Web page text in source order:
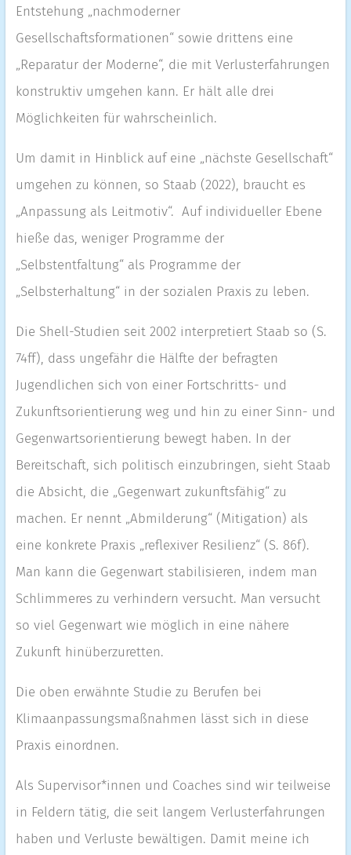
Entstehung „nachmoderner
Gesellschaftsformationen“ sowie drittens eine
„Reparatur der Moderne“, die mit Verlusterfahrungen
konstruktiv umgehen kann. Er hält alle drei
Möglichkeiten für wahrscheinlich.
Um damit in Hinblick auf eine „nächste Gesellschaft“
umgehen zu können, so Staab (2022), braucht es
„Anpassung als Leitmotiv“. Auf individueller Ebene
hieße das, weniger Programme der
„Selbstentfaltung“ als Programme der
„Selbsterhaltung“ in der sozialen Praxis zu leben.
Die Shell-Studien seit 2002 interpretiert Staab so (S.
74ff), dass ungefähr die Hälfte der befragten
Jugendlichen sich von einer Fortschritts- und
Zukunftsorientierung weg und hin zu einer Sinn- und
Gegenwartsorientierung bewegt haben. In der
Bereitschaft, sich politisch einzubringen, sieht Staab
die Absicht, die „Gegenwart zukunftsfähig“ zu
machen. Er nennt „Abmilderung“ (Mitigation) als
eine konkrete Praxis „reflexiver Resilienz“ (S. 86f).
Man kann die Gegenwart stabilisieren, indem man
Schlimmeres zu verhindern versucht. Man versucht
so viel Gegenwart wie möglich in eine nähere
Zukunft hinüberzuretten.
Die oben erwähnte Studie zu Berufen bei
Klimaanpassungsmaßnahmen lässt sich in diese
Praxis einordnen.
Als Supervisor*innen und Coaches sind wir teilweise
in Feldern tätig, die seit langem Verlusterfahrungen
haben und Verluste bewältigen. Damit meine ich